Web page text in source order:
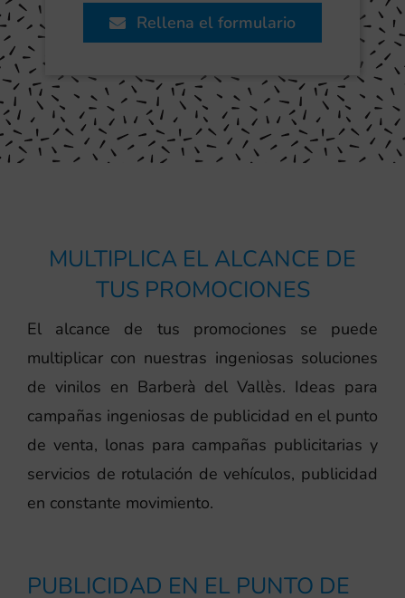
Rellena el formulario
MULTIPLICA EL ALCANCE DE
TUS PROMOCIONES
El alcance de tus promociones se puede
multiplicar con nuestras ingeniosas soluciones
de vinilos en Barberà del Vallès. Ideas para
campañas ingeniosas de publicidad en el punto
de venta, lonas para campañas publicitarias y
servicios de rotulación de vehículos, publicidad
en constante movimiento.
PUBLICIDAD EN EL PUNTO DE